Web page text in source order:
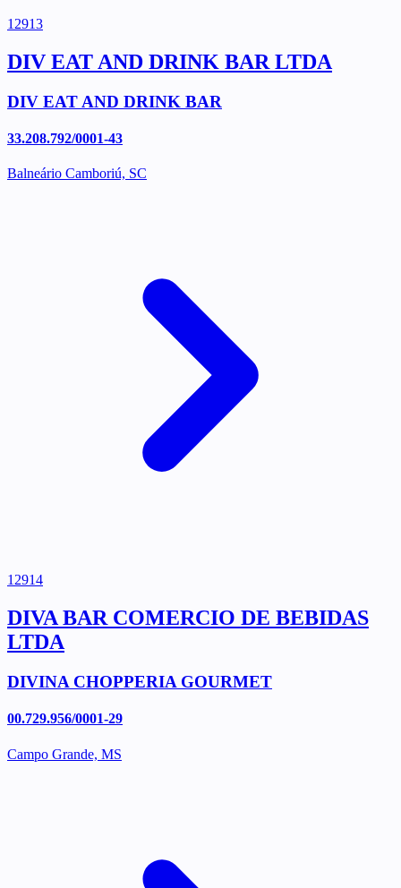
12913
DIV EAT AND DRINK BAR LTDA
DIV EAT AND DRINK BAR
33.208.792/0001-43
Balneário Camboriú, SC
12914
DIVA BAR COMERCIO DE BEBIDAS
LTDA
DIVINA CHOPPERIA GOURMET
00.729.956/0001-29
Campo Grande, MS